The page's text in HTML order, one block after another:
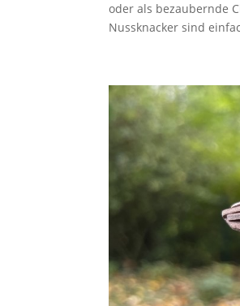
oder als bezaubernde
Nussknacker sind